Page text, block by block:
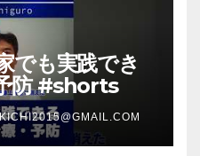
でも実践でき
防 #shorts